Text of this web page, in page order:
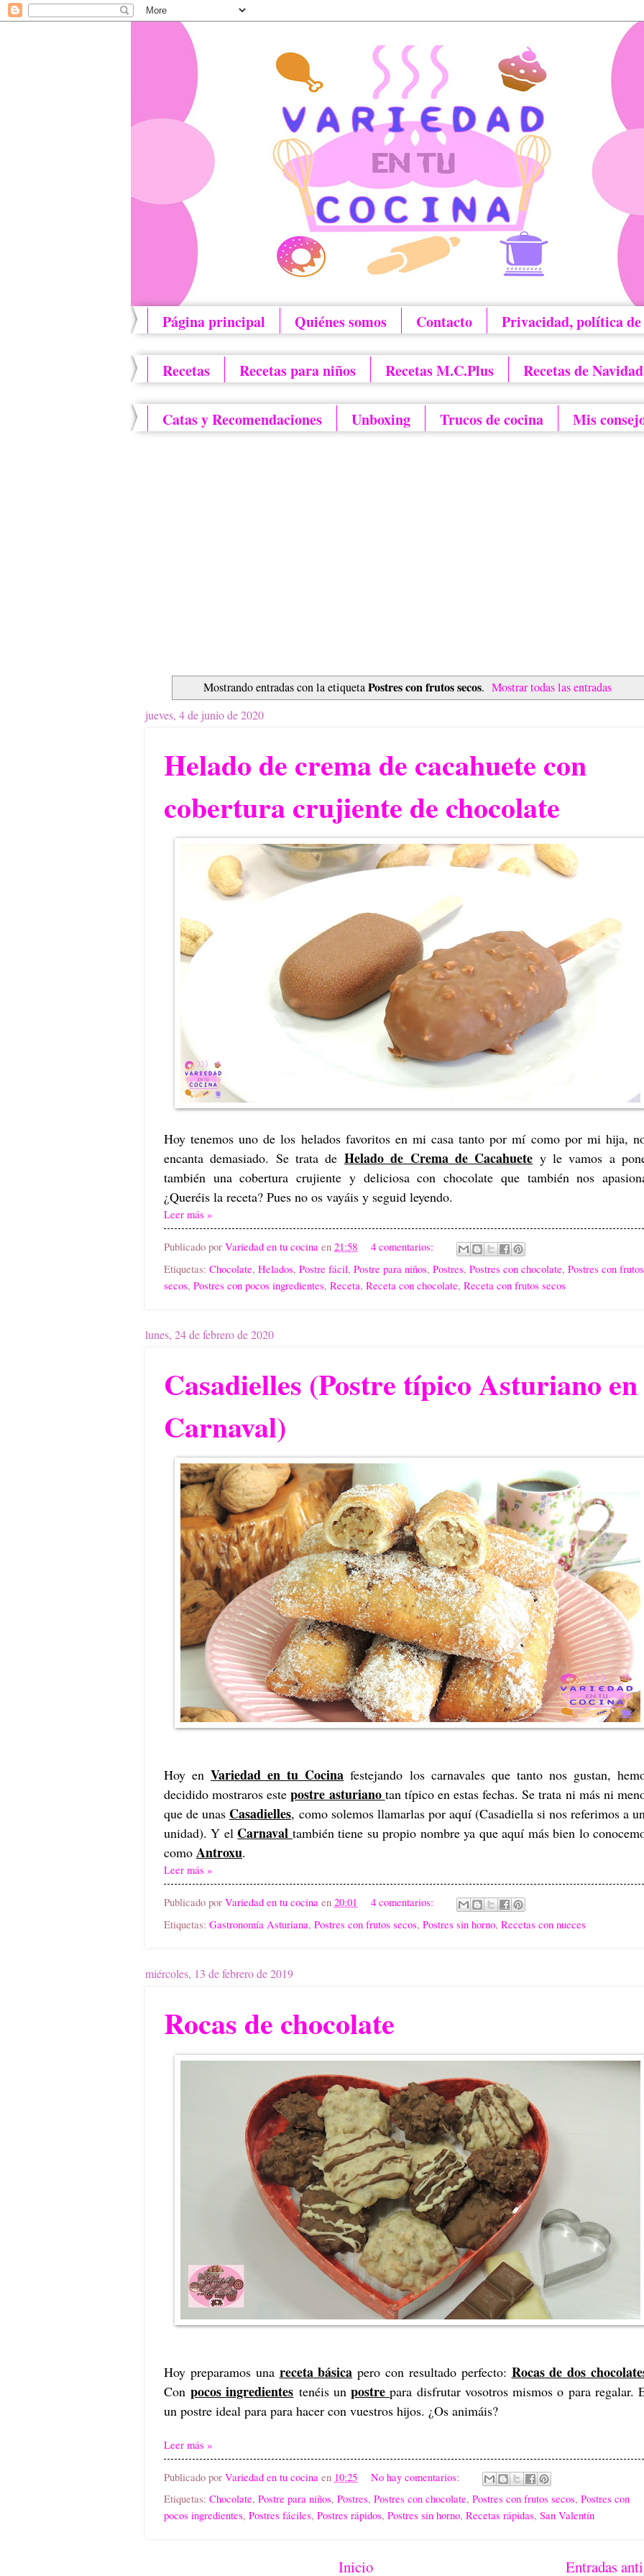
Página principal Quiénes somos Contacto Privacidad, política de
Recetas Recetas para niños Recetas M.C.Plus Recetas de Navidad
Catas y Recomendaciones Unboxing Trucos de cocina Mis
Mostrando entradas con la etiquetaPostres con frutos secos. Mostrar todas las entradas
jueves, 4 de junio de 2020
Helado de crema de cacahuete con
cobertura crujiente de chocolate
Hoy tenemos uno de los helados favoritos en mi casa tanto por mí como por mi hija,
encanta demasiado. Se trata de Helado de Crema de Cacahuete y le vamos a
también una cobertura crujiente y deliciosa con chocolate que también nos
¿Queréis la receta? Pues no os vayáis y seguid leyendo.
Leer más »
Publicado por Variedad en tu cocina en 21:58
4 comentarios:
Etiquetas: Chocolate, Helados, Postre fácil, Postre para niños, Postres, Postres con chocolate, Postres con frutos
secos, Postres con pocos ingredientes, Receta, Receta con chocolate, Receta con frutos secos
lunes, 24 de febrero de 2020
Casadielles (Postre típico Asturiano en
Carnaval)
Hoy enVariedad en tu Cocina festejando los carnavales que tanto nos gustan,
decidido mostraros estepostre asturiano tan típico en estas fechas. Se trata ni más ni
que de unas Casadielles, como solemos llamarlas por aquí (Casadiella si nos referimos a
unidad). Y el Carnaval también tiene su propio nombre ya que aquí más bien lo
como Antroxu.
Leer más »
Publicado por Variedad en tu cocina en 20:01
4 comentarios:
Etiquetas: Gastronomía Asturiana, Postres con frutos secos, Postres sin horno, Recetas con nueces
miércoles, 13 de febrero de 2019
Rocas de chocolate
Hoy preparamos una receta básica pero con resultado perfecto: Rocas de dos
Conpocos ingredientes tenéis unpostrepara disfrutar vosotros mismos o para regalar.
un postre ideal para para hacer con vuestros hijos. ¿Os animáis?
Leer más »
Publicado por Variedad en tu cocina en 10:25
No hay comentarios:
Etiquetas: Chocolate, Postre para niños, Postres, Postres con chocolate, Postres con frutos secos, Postres con
pocos ingredientes, Postres fáciles, Postres rápidos, Postres sin horno, Recetas rápidas, San Valentín
Entradas
Inicio